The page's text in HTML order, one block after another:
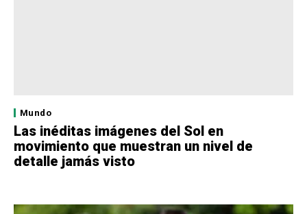
Mundo
Las inéditas imágenes del Sol en
movimiento que muestran un nivel de
detalle jamás visto